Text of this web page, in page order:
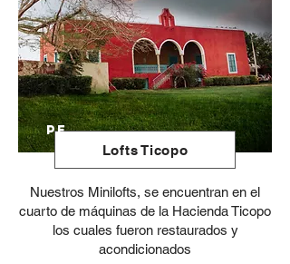
Lofts Ticopo
PE
Nuestros Minilofts, se encuentran en el
cuarto de máquinas de la Hacienda Ticopo
los cuales fueron restaurados y
acondicionados